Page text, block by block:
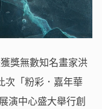
獎無數知名畫家洪
次「粉彩．嘉年華
演中心盛大舉行創